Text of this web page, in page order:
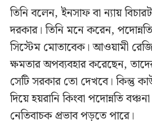
তিনি বলেন, ইনসাফ বা ন্যায়
দরকার। তিনি মনে করেন,
সিস্টেম মোতাবেক। আওয়ামী
ক্ষমতার অপব্যবহার করেছেন,
সেটি সরকার তো দেখবে। কিন্তু
দিয়ে হয়রানি কিংবা পদোন্নতি
নেতিবাচক প্রভাব পড়তে পারে।